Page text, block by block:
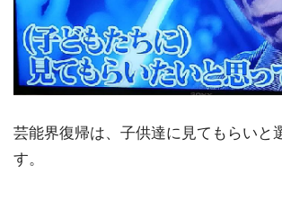
芸能界復帰は、子供達に見てもらいと
す。